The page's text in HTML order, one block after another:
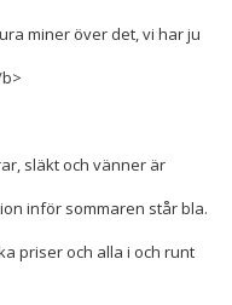
miner över det, vi har ju
släkt och vänner är
inför sommaren står bla.
priser och alla i och runt